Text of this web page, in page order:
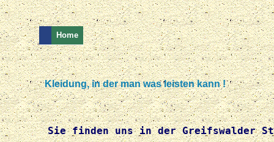
Home
Kleidung, in der man was leisten kann !
Sie finden uns in der Greifswalder